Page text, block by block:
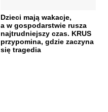
Dzieci mają wakacje,
a w gospodarstwie rusza
najtrudniejszy czas. KRUS
przypomina, gdzie zaczyna
się tragedia